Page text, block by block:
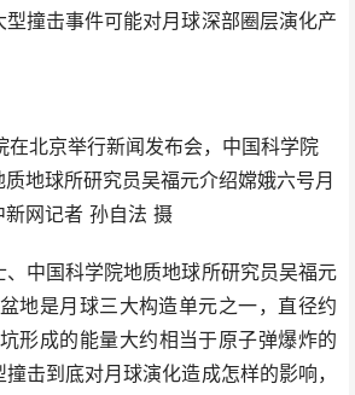
撞击事件可能对月球深部圈层演化产
在北京举行新闻发布会，中国科学院
地球所研究员吴福元介绍嫦娥六号月
网记者 孙自法 摄
中国科学院地质地球所研究员吴福元
地是月球三大构造单元之一，直径约
形成的能量大约相当于原子弹爆炸的
击到底对月球演化造成怎样的影响，